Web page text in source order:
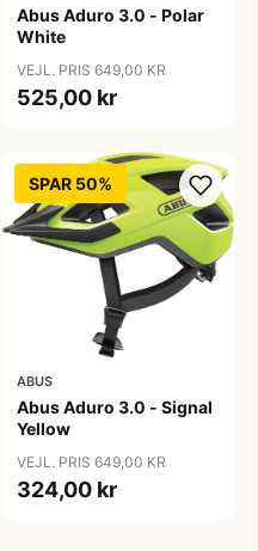
Abus Aduro 3.0 - Polar
White
VEJL. PRIS 649,00 KR
525,00 kr
SPAR 50%
ABUS
Abus Aduro 3.0 - Signal
Yellow
VEJL. PRIS 649,00 KR
324,00 kr